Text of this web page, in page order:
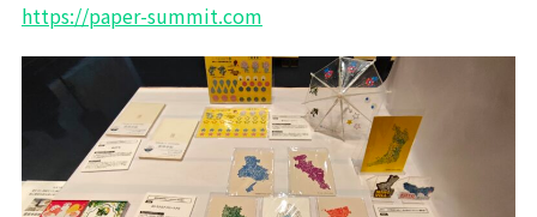
https://paper-summit.com